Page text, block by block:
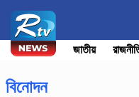
জাতীয়
বিনোদন